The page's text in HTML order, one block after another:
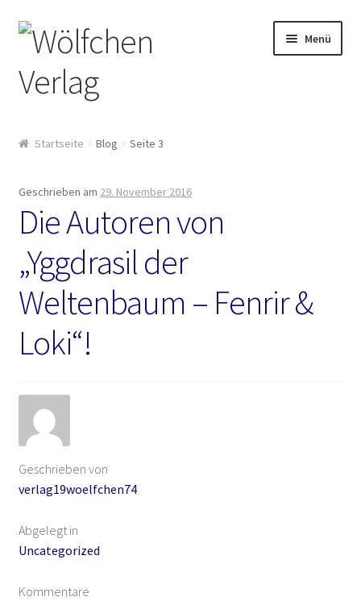
Zur
Navigation
springen
Springe
zum
Inhalt
Menü
AGB
Anthologien
Ausschreibung Erotik-Furry-Artbook
Ausschreibungen
Blog
Buch-Shop
Bücher
Das Verlagsteam
Startseite Blog Seite 3
Geschrieben am 29. November 2016
Die Autoren von
„Yggdrasil der
Weltenbaum – Fenrir &
Loki“!
Geschrieben von
verlag19woelfchen74
Abgelegt in
Uncategorized
Kommentare